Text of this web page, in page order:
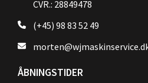
CVR.: 28849478
(+45) 98 83 52 49
ÅBNINGSTIDER